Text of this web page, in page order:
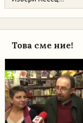
Това сме ние!